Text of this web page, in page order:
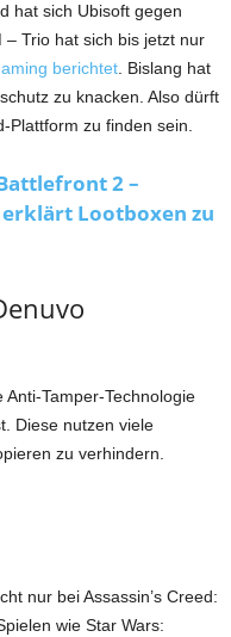
hat sich Ubisoft gegen
– Trio hat sich bis jetzt nur
berichtet. Bislang hat
zu knacken. Also dürft
Plattform zu finden sein.
2 –
Lootboxen zu
Tamper-Technologie
Diese nutzen viele
zu verhindern.
nur bei Assassin’s Creed:
wie Star Wars: